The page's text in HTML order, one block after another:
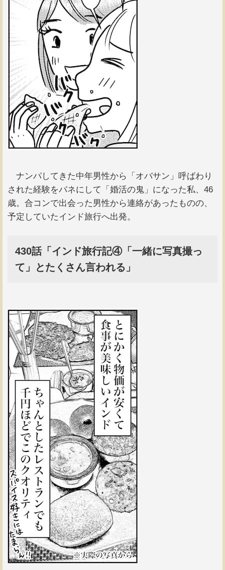
ナンパしてきた中年男性から「オバサン」呼ばわり
された経験をバネにして「婚活の鬼」になった私、46
歳。合コンで出会った男性から連絡があったものの、
予定していたインド旅行へ出発。
430話「インド旅行記④「一緒に写真撮っ
て」とたくさん言われる」